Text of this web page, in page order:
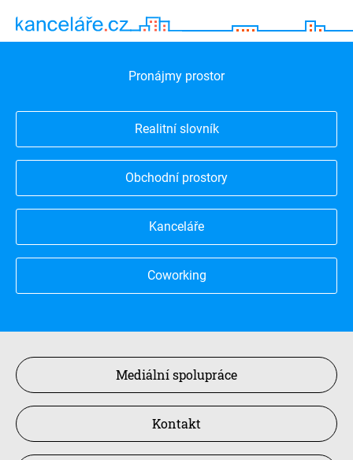
Pronájmy prostor
Realitní slovník
Obchodní prostory
Kanceláře
Coworking
Mediální spolupráce
Kontakt